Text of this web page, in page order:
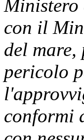
Ministero
con il
del mare,
pericolo
conformi